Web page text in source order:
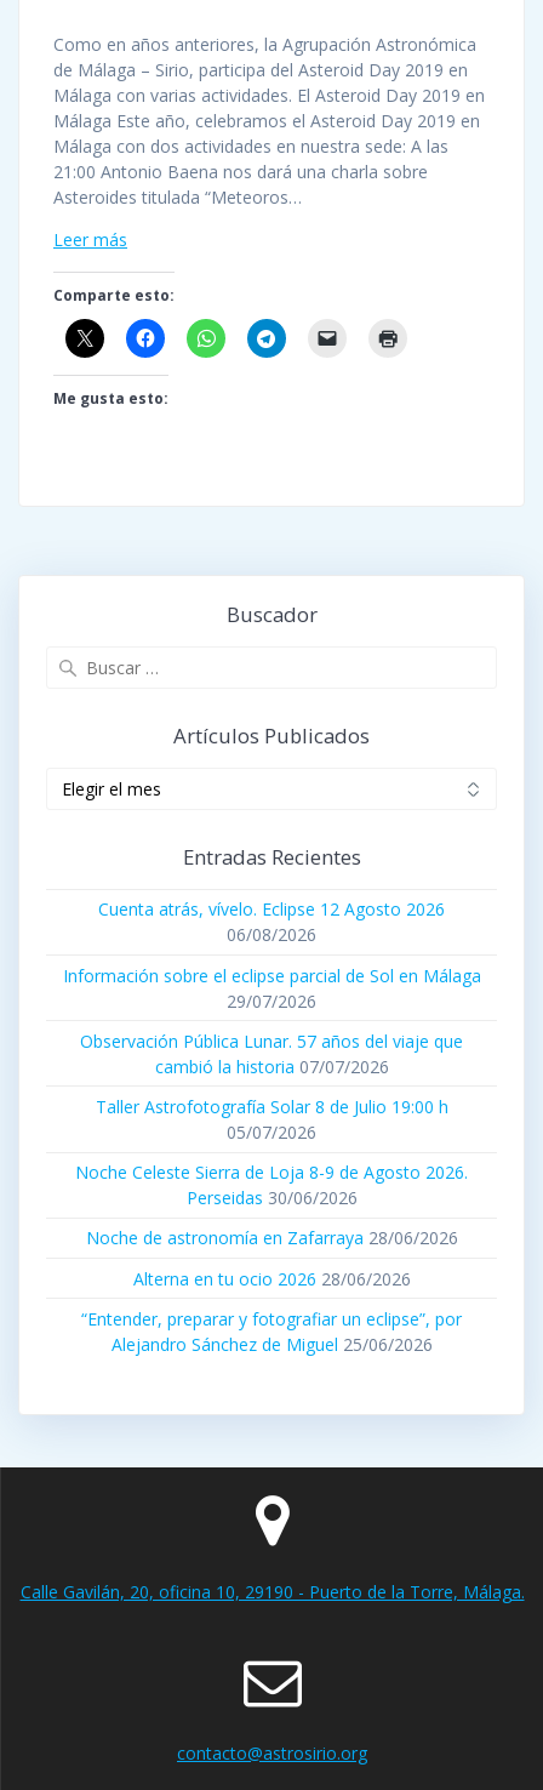
Como en años anteriores, la Agrupación Astronómica
de Málaga – Sirio, participa del Asteroid Day 2019 en
Málaga con varias actividades. El Asteroid Day 2019 en
Málaga Este año, celebramos el Asteroid Day 2019 en
Málaga con dos actividades en nuestra sede: A las
21:00 Antonio Baena nos dará una charla sobre
Asteroides titulada “Meteoros…
Leer más
Comparte esto:
Me gusta esto:
Buscador
Artículos Publicados
Entradas Recientes
Cuenta atrás, vívelo. Eclipse 12 Agosto 2026
06/08/2026
Información sobre el eclipse parcial de Sol en Málaga
29/07/2026
Observación Pública Lunar. 57 años del viaje que
cambió la historia 07/07/2026
Taller Astrofotografía Solar 8 de Julio 19:00 h
05/07/2026
Noche Celeste Sierra de Loja 8-9 de Agosto 2026.
Perseidas 30/06/2026
Noche de astronomía en Zafarraya 28/06/2026
Alterna en tu ocio 2026 28/06/2026
“Entender, preparar y fotografiar un eclipse”, por
Alejandro Sánchez de Miguel 25/06/2026
Calle Gavilán, 20, oficina 10, 29190 - Puerto de la Torre, Málaga.
contacto@astrosirio.org